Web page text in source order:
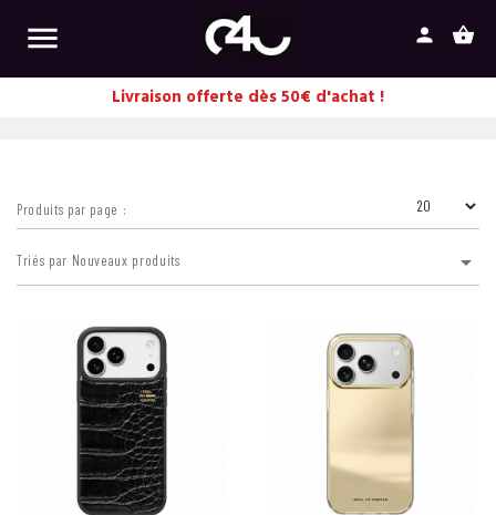
 shopping_basket
person
Livraison offerte dès 50€ d'achat !
Produits par page :
Triés par Nouveaux produits 